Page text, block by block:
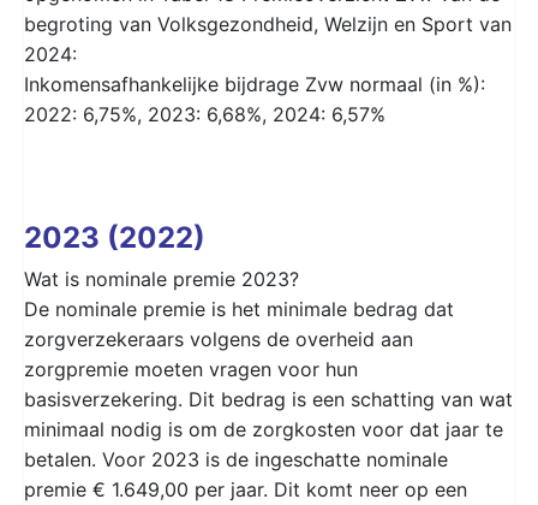
begroting van Volksgezondheid, Welzijn en Sport van
2024:
Inkomensafhankelijke bijdrage Zvw normaal (in %):
2022: 6,75%, 2023: 6,68%, 2024: 6,57%
2023 (2022)
Wat is nominale premie 2023?
De nominale premie is het minimale bedrag dat
zorgverzekeraars volgens de overheid aan
zorgpremie moeten vragen voor hun
basisverzekering. Dit bedrag is een schatting van wat
minimaal nodig is om de zorgkosten voor dat jaar te
betalen. Voor 2023 is de ingeschatte nominale
premie € 1.649,00 per jaar. Dit komt neer op een